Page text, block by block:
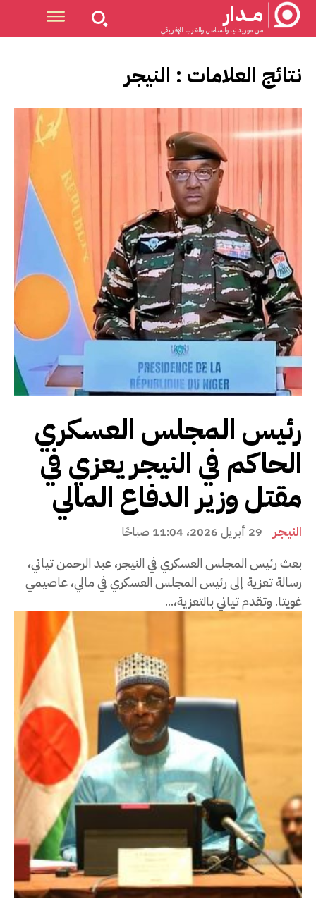
مــدار
من موريتانيا والساحل والغرب الإفريقي
نتائج العلامات : النيجر
رئيس المجلس العسكري
الحاكم في النيجر يعزي في
مقتل وزير الدفاع المالي
النيجر 29 أبريل 2026، 11:04 صباحًا
بعث رئيس المجلس العسكري في النيجر، عبد الرحمن تياني،
رسالة تعزية إلى رئيس المجلس العسكري في مالي، عاصيمي
غويتا. وتقدم تياني بالتعزية،...